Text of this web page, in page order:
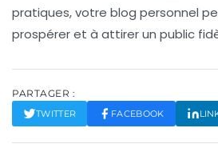
pratiques, votre blog personnel
prospérer et à attirer un public
PARTAGER :
TWITTER FACEBOOK